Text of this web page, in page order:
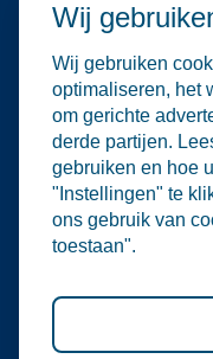
Water Alliance
aandacht te
met de selectie
wij niet
De informatie
aard. Er kunnen
de inhoud van
geen
indirecte
Wij
Wij gebruiken
optimaliseren, het
om gerichte
derde partijen.
gebruiken en hoe
"Instellingen" te
ons gebruik van
toestaan".